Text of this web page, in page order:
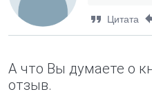
Цитата
А что Вы думаете о
отзыв.